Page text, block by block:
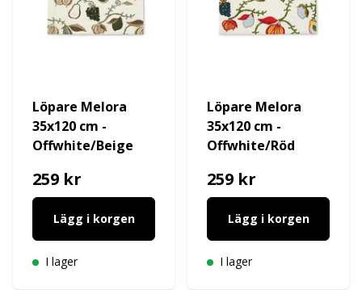
Löpare Melora
35x120 cm -
Offwhite/Beige
259 kr
Lägg i korgen
I lager
Löpare Melora
35x120 cm -
Offwhite/Röd
259 kr
Lägg i korgen
I lager